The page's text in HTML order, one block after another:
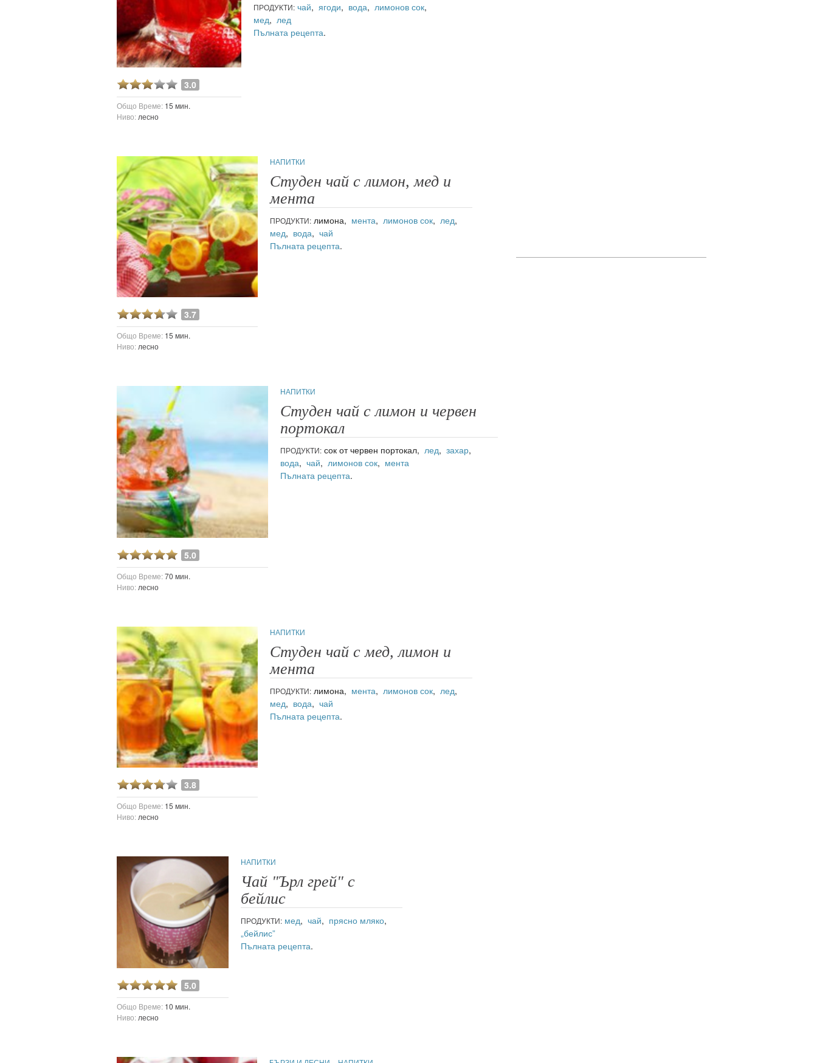
3.0
Общо Време: 15 мин.
Ниво: лесно
ПРОДУКТИ: чай,ягоди, вода,лимонов сок,
мед,лед
Пълната рецепта.
3.7
Общо Време: 15 мин.
Ниво: лесно
НАПИТКИ
Студен чай с лимон, мед и
мента
ПРОДУКТИ: лимона, мента,лимонов сок,лед,
мед, вода,чай
Пълната рецепта.
5.0
Общо Време:70 мин.
Ниво: лесно
НАПИТКИ
Студен чай с лимон и червен
портокал
ПРОДУКТИ: сок от червен портокал,лед,захар,
вода,чай,лимонов сок, мента
Пълната рецепта.
3.8
Общо Време: 15 мин.
Ниво: лесно
НАПИТКИ
Студен чай с мед, лимон и
мента
ПРОДУКТИ: лимона, мента, лимонов сок, лед,
мед, вода,чай
Пълната рецепта.
5.0
Общо Време: 10 мин.
Ниво: лесно
НАПИТКИ
Чай "Ърл грей" с
бейлис
ПРОДУКТИ: мед,чай, прясно мляко,
„бейлис”
Пълната рецепта.